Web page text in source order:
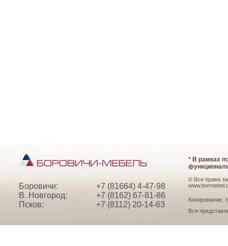
Боровичи:
+7 (81664) 4-47-98
В. Новгород:
+7 (8162) 67-81-86
Псков:
+7 (8112) 20-14-63
* В рамках
© Все права
Копирование,
Вся